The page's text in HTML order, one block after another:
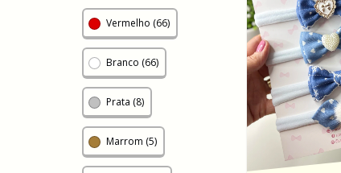
Vermelho (66)
Branco (66)
Prata (8)
Marrom (5)